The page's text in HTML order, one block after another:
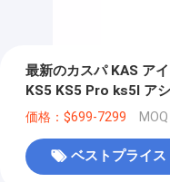
最新のカスパ KAS ア
KS5 KS5 Pro ks5l ア
イナー
価格：$699-7299
ベストプライス